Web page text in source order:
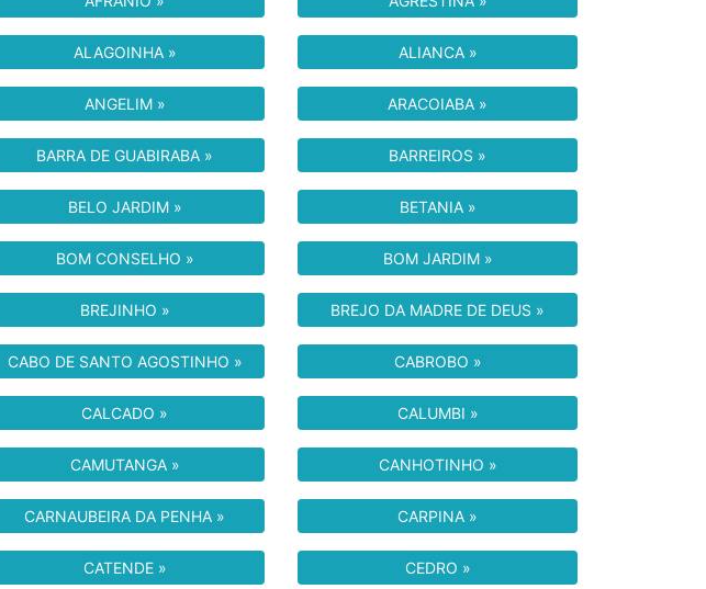
ALAGOINHA » ALIANCA »
ANGELIM » ARACOIABA »
BARRA DE GUABIRABA » BARREIROS »
BELO JARDIM » BETANIA »
BOM CONSELHO » BOM JARDIM »
BREJINHO » BREJO DA MADRE DE DEUS »
CABO DE SANTO AGOSTINHO » CABROBO »
CALCADO » CALUMBI »
CAMUTANGA » CANHOTINHO »
CARNAUBEIRA DA PENHA » CARPINA »
CATENDE » CEDRO »